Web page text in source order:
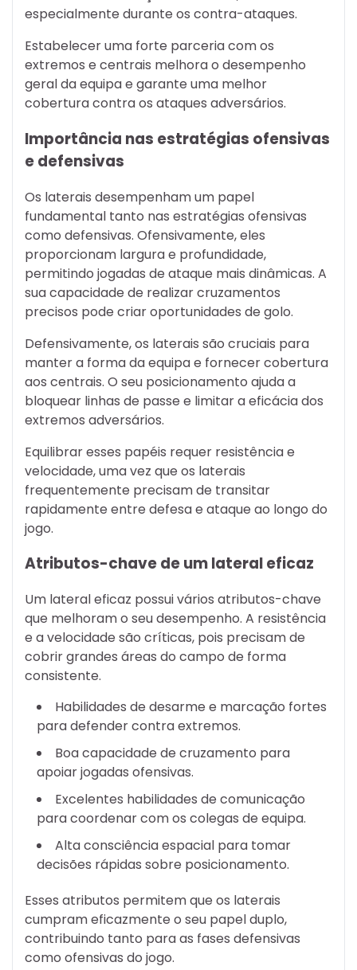
especialmente durante os contra-ataques.
Estabelecer uma forte parceria com os
extremos e centrais melhora o desempenho
geral da equipa e garante uma melhor
cobertura contra os ataques adversários.
Importância nas estratégias ofensivas
e defensivas
Os laterais desempenham um papel
fundamental tanto nas estratégias ofensivas
como defensivas. Ofensivamente, eles
proporcionam largura e profundidade,
permitindo jogadas de ataque mais dinâmicas. A
sua capacidade de realizar cruzamentos
precisos pode criar oportunidades de golo.
Defensivamente, os laterais são cruciais para
manter a forma da equipa e fornecer cobertura
aos centrais. O seu posicionamento ajuda a
bloquear linhas de passe e limitar a eficácia dos
extremos adversários.
Equilibrar esses papéis requer resistência e
velocidade, uma vez que os laterais
frequentemente precisam de transitar
rapidamente entre defesa e ataque ao longo do
jogo.
Atributos-chave de um lateral eficaz
Um lateral eficaz possui vários atributos-chave
que melhoram o seu desempenho. A resistência
e a velocidade são críticas, pois precisam de
cobrir grandes áreas do campo de forma
consistente.
Habilidades de desarme e marcação fortes
para defender contra extremos.
Boa capacidade de cruzamento para
apoiar jogadas ofensivas.
Excelentes habilidades de comunicação
para coordenar com os colegas de equipa.
Alta consciência espacial para tomar
decisões rápidas sobre posicionamento.
Esses atributos permitem que os laterais
cumpram eficazmente o seu papel duplo,
contribuindo tanto para as fases defensivas
como ofensivas do jogo.